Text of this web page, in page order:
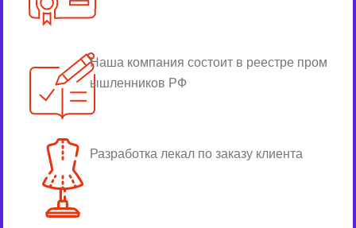
Наша компания состоит в реестре пром
ышленников РФ
Разработка лекал по заказу клиента